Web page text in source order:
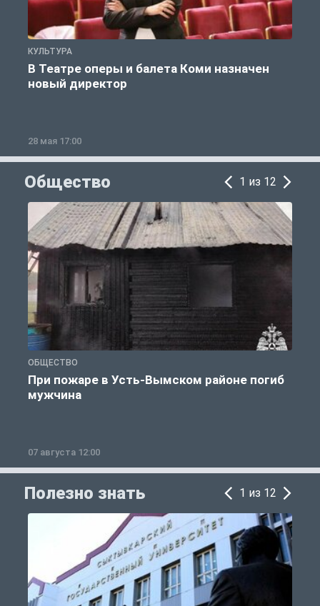
КУЛЬТУРА
В Театре оперы и балета Коми назначен
новый директор
28 мая 17:00
Общество 1 из 12
ОБЩЕСТВО
При пожаре в Усть-Вымском районе погиб
мужчина
07 августа 12:00
Полезно знать 1 из 12